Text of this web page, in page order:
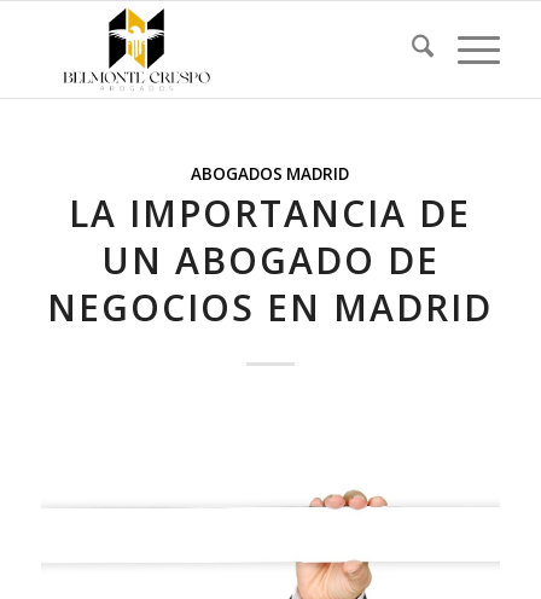
ABOGADOS MADRID
LA IMPORTANCIA DE
UN ABOGADO DE
NEGOCIOS EN MADRID